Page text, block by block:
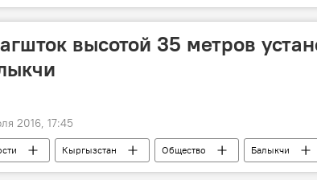
высотой 35 метров
2016, 17:45
Кыргызстан Общество Балыкчи